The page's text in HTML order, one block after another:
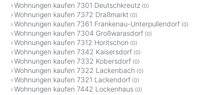
Wohnungen kaufen 7301 Deutschkreutz (0)
Wohnungen kaufen 7372 Draßmarkt (0)
Wohnungen kaufen 7361 Frankenau-Unterpullendorf (0)
Wohnungen kaufen 7304 Großwarasdorf (0)
Wohnungen kaufen 7312 Horitschon (0)
Wohnungen kaufen 7342 Kaisersdorf (0)
Wohnungen kaufen 7332 Kobersdorf (0)
Wohnungen kaufen 7322 Lackenbach (0)
Wohnungen kaufen 7321 Lackendorf (0)
Wohnungen kaufen 7442 Lockenhaus (0)